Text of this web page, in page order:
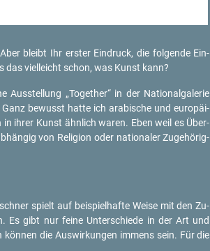
bleibt Ihr ers­ter Ein­druck, die fol­gen­de Ein­
das viel­leicht schon, was Kunst kann?
„To­ge­ther“ in der Na­tio­nal­ga­le­rie
be­wusst hatte ich ara­bi­sche und eu­ro­päi­
ihrer Kunst ähn­lich waren. Eben weil es Über­
von Re­li­gi­on oder na­tio­na­ler Zu­ge­hö­rig­
spielt auf bei­spiel­haf­te Weise mit den Zu­
Es gibt nur feine Un­ter­schie­de in der Art und
die Aus­wir­kun­gen im­mens sein. Für die